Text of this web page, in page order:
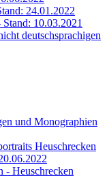
24.01.2022
10.03.2021
deutschsprachigen
und Monographien
Heuschrecken
- Heuschrecken